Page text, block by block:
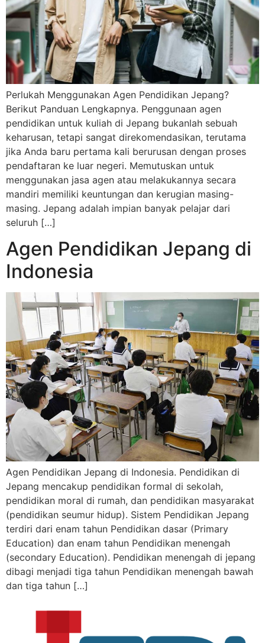
Perlukah Menggunakan Agen Pendidikan Jepang?
Berikut Panduan Lengkapnya. Penggunaan agen
pendidikan untuk kuliah di Jepang bukanlah sebuah
keharusan, tetapi sangat direkomendasikan, terutama
jika Anda baru pertama kali berurusan dengan proses
pendaftaran ke luar negeri. Memutuskan untuk
menggunakan jasa agen atau melakukannya secara
mandiri memiliki keuntungan dan kerugian masing-
masing. Jepang adalah impian banyak pelajar dari
seluruh […]
Agen Pendidikan Jepang di
Indonesia
Agen Pendidikan Jepang di Indonesia. Pendidikan di
Jepang mencakup pendidikan formal di sekolah,
pendidikan moral di rumah, dan pendidikan masyarakat
(pendidikan seumur hidup). Sistem Pendidikan Jepang
terdiri dari enam tahun Pendidikan dasar (Primary
Education) dan enam tahun Pendidikan menengah
(secondary Education). Pendidikan menengah di jepang
dibagi menjadi tiga tahun Pendidikan menengah bawah
dan tiga tahun […]